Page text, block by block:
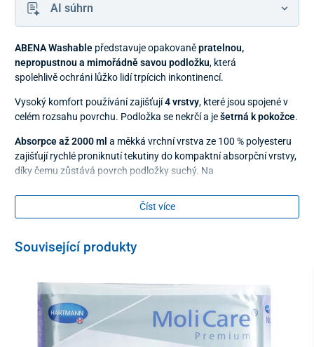
AI súhrn
ABENA Washable představuje opakovaněpratelnou,
nepropustnou a mimořádně savou podložku, která
spolehlivě ochráni lůžko lidí trpícich inkontinencí.
Vysoký komfort používání zajišťují4 vrstvy, které jsou spojené v
celém rozsahu povrchu. Podložka se nekrčí a ješetrná k pokožce.
Absorpce až 2000 ml a měkká vrchní vrstva ze 100 % polyesteru
zajišťují rychlé proniknutí tekutiny do kompaktní absorpční vrstvy,
díky čemu zůstává povrch podložky suchý. Na
díky které zůstává suché i samotné lůžko.
sušení, čím se prodlužuje její životnost.
sušičky.
Savost
Číst více
Související produkty